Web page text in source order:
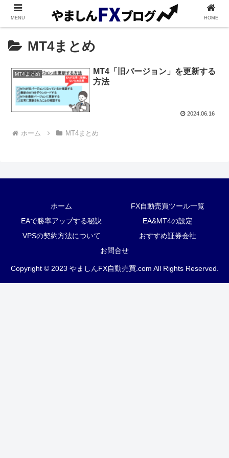
MT4まとめ
MT4まとめ
MT4「旧バージョン」を更新する
方法
2024.06.16
ホーム MT4まとめ
ホーム
FX自動売買ツール一覧
EAで勝率アップする秘訣
EA&MT4の設定
VPSの契約方法について
おすすめ証券会社
お問合せ
Copyright © 2023 やましんFX自動売買.com All Rights Reserved.
MENU HOME